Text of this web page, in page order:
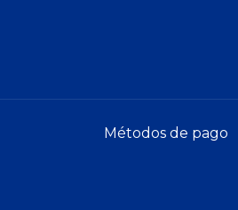
Métodos de pago